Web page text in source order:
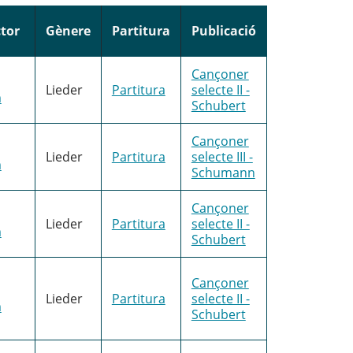
Gènere Partitura Publicació
Lieder Partitura
Cançoner
selecte II -
Schubert
Lieder Partitura
Cançoner
selecte III -
Schumann
Lieder Partitura
Cançoner
selecte II -
Schubert
Lieder Partitura
Cançoner
selecte II -
Schubert